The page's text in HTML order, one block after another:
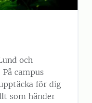
och
campus
för dig
som händer